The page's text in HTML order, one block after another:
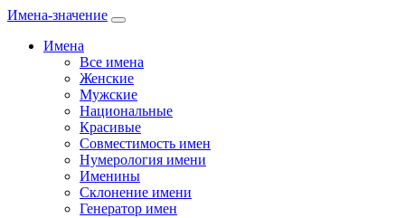
Имена-значение
Имена
Все имена
Женские
Мужские
Национальные
Красивые
Совместимость имен
Нумерология имени
Именины
Склонение имени
Генератор имен